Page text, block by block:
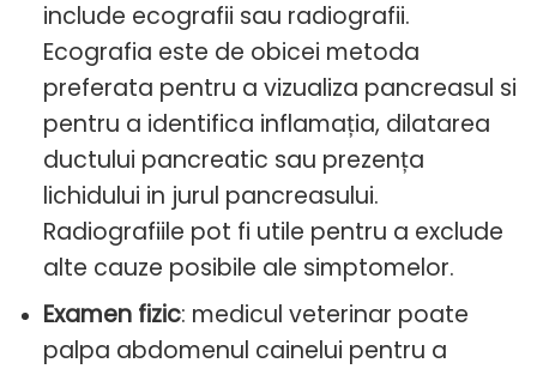
include ecografii sau radiografii.
Ecografia este de obicei metoda
preferata pentru a vizualiza pancreasul si
pentru a identifica inflamația, dilatarea
ductului pancreatic sau prezența
lichidului in jurul pancreasului.
Radiografiile pot fi utile pentru a exclude
alte cauze posibile ale simptomelor.
Examen fizic: medicul veterinar poate
palpa abdomenul cainelui pentru a